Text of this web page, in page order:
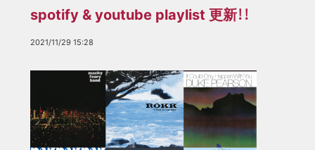
spotify & youtube playlist 更新！！
2021/11/29 15:28